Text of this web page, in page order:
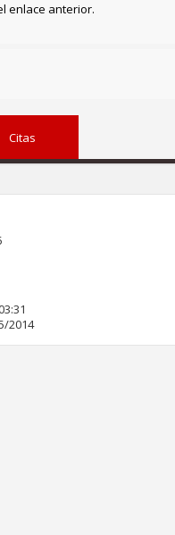
enlace anterior.
Citas
2014